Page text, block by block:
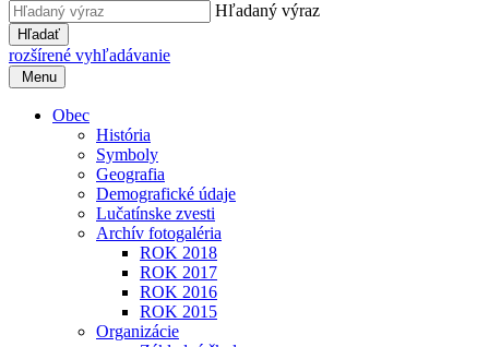
Hľadaný výraz
Hľadať
rozšírené vyhľadávanie
Menu
Obec
História
Symboly
Geografia
Demografické údaje
Lučatínske zvesti
Archív fotogaléria
ROK 2018
ROK 2017
ROK 2016
ROK 2015
Organizácie